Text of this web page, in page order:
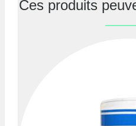
Ces produits